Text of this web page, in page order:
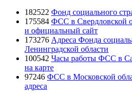
182522 Фонд социального
175584 ФСС в Свердловской
и официальный сайт
173276 Адреса Фонда
Ленинградской области
100542 Часы работы ФСС в
на карте
97246 ФСС в Московской
адреса